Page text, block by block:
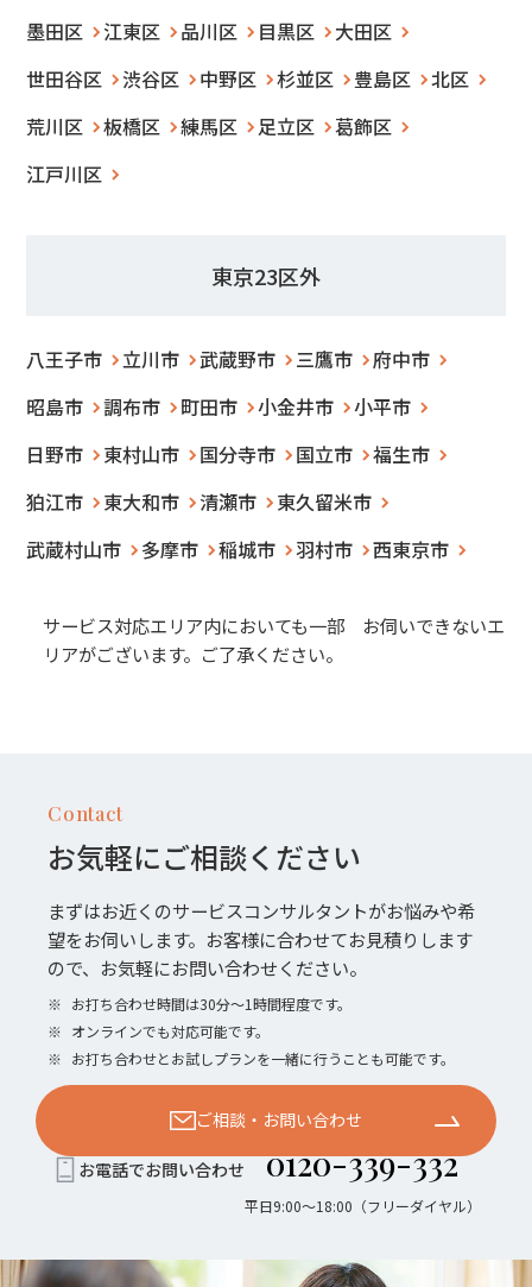
墨田区
江東区 品川区 目黒区
大田区
世田谷区
渋谷区 中野区 杉並区 豊島区
北区
荒川区
板橋区 練馬区 足立区
葛飾区
江戸川区
東京23区外
八王子市 立川市 武蔵野市 三鷹市
府中市
昭島市
調布市 町田市 小金井市
小平市
日野市
東村山市 国分寺市 国立市
福生市
狛江市
東大和市 清瀬市
東久留米市
武蔵村山市
多摩市 稲城市 羽村市 西東京市
サービス対応エリア内においても一部 お伺いできないエ
リアがございます。ご了承ください。
Contact
お気軽にご相談ください
まずはお近くのサービスコンサルタントがお悩みや希
望をお伺いします。お客様に合わせてお見積りします
ので、お気軽にお問い合わせください。
※ お打ち合わせ時間は30分〜1時間程度です。
※ オンラインでも対応可能です。
※ お打ち合わせとお試しプランを一緒に行うことも可能です。
ご相談・お問い合わせ
お電話でお問い合わせ 0120-339-332
平日9:00〜18:00（フリーダイヤル）